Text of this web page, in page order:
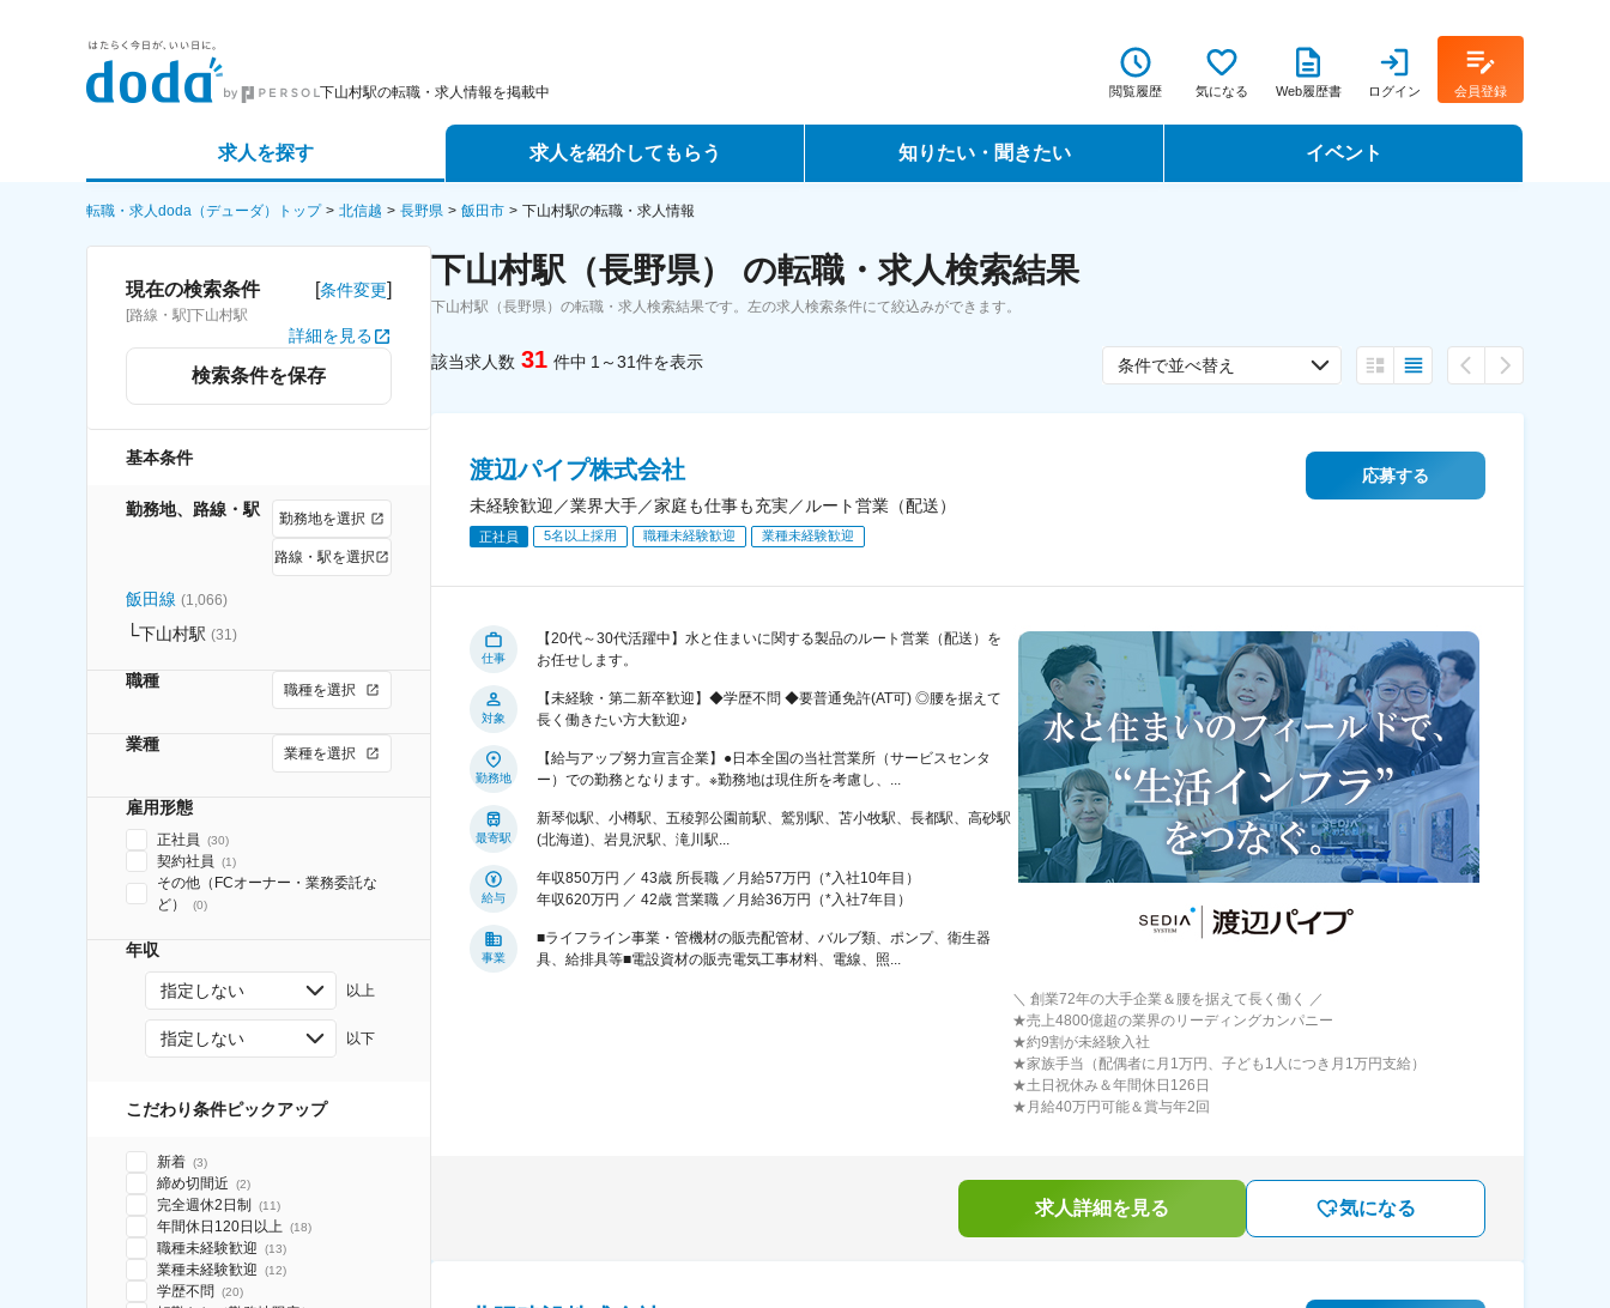
下山村駅の転職・求人情報を掲載中 閲覧履歴 気になる Web履歴書 ログイン 会員登録
求人を探す
詳細条件から探す
求人特集から探す
求人を紹介してもらう
エージェントサービス
スカウトサービス
知りたい・聞きたい
データで見る転職
イベント
転職・求人doda（デューダ）トップ 北信越 長野県 飯田市 下山村駅の転職・求人情報
現在の検索条件 [条件変更]
[路線・駅]下山村駅
詳細を見る
検索条件を保存
基本条件
勤務地、路線・駅 勤務地を選択
路線・駅を選択
飯田線 (1,066)
下山村駅 (31)
職種 職種を選択
業種 業種を選択
雇用形態
正社員 (30)
契約社員 (1)
その他（FCオーナー・業務委託な
ど）
(0)
年収
指定しない 以上
指定しない 以下
こだわり条件ピックアップ
新着 (3)
締め切間近 (2)
完全週休2日制 (11)
年間休日120日以上 (18)
職種未経験歓迎 (13)
業種未経験歓迎 (12)
学歴不問 (20)
下山村駅（長野県） の転職・求人検索結果
下山村駅（長野県）の転職・求人検索結果です。左の求人検索条件にて絞込みができます。
該当求人数 31 件中 1～31件を表示 条件で並べ替え
渡辺パイプ株式会社
未経験歓迎／業界大手／家庭も仕事も充実／ルート営業（配送）
正社員 5名以上採用 職種未経験歓迎 業種未経験歓迎
応募する
仕事
【20代～30代活躍中】水と住まいに関する製品のルート営業（配送）を
お任せします。
対象
【未経験・第二新卒歓迎】◆学歴不問 ◆要普通免許(AT可) ◎腰を据えて
長く働きたい方大歓迎♪
勤務地
【給与アップ努力宣言企業】●日本全国の当社営業所（サービスセンタ
ー）での勤務となります。※勤務地は現住所を考慮し、...
最寄駅
新琴似駅、小樽駅、五稜郭公園前駅、鷲別駅、苫小牧駅、長都駅、高砂駅
(北海道)、岩見沢駅、滝川駅...
給与
年収850万円 ／ 43歳 所長職 ／月給57万円（*入社10年目）
年収620万円 ／ 42歳 営業職 ／月給36万円（*入社7年目）
事業
■ライフライン事業・管機材の販売配管材、バルブ類、ポンプ、衛生器
具、給排具等■電設資材の販売電気工事材料、電線、照...
＼ 創業72年の大手企業＆腰を据えて長く働く ／
★売上4800億超の業界のリーディングカンパニー
★約9割が未経験入社
★家族手当（配偶者に月1万円、子ども1人につき月1万円支給）
★土日祝休み＆年間休日126日
★月給40万円可能＆賞与年2回
求人詳細を見る 気になる